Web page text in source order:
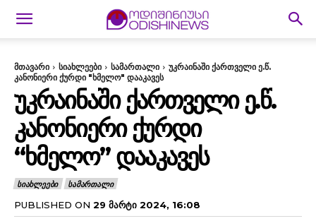
მთავარი სიახლეები სამართალი
უკრაინაში ქართველი ე.წ.
კანონიერი ქურდი "ხმელო" დააკავეს
ᲣᲙᲠᲐᲘᲜᲐᲨᲘ ᲥᲐᲠᲗᲕᲔᲚᲘ Ე.Წ.
ᲙᲐᲜᲝᲜᲘᲔᲠᲘ ᲥᲣᲠᲓᲘ
“ᲮᲛᲔᲚᲝ” ᲓᲐᲐᲙᲐᲕᲔᲡ
ᲡᲘᲐᲮᲚᲔᲔᲑᲘ ᲡᲐᲛᲐᲠᲗᲐᲚᲘ
PUBLISHED ON 29 ᲛᲐᲠᲢᲘ 2024, 16:08